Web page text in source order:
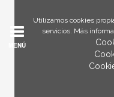
Utilizamos cookies
servicios. Más
MENÚ